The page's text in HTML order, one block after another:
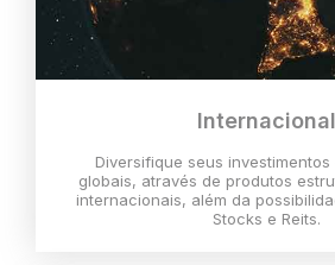
Internacional
Diversifique seus
globais, através de produtos
internacionais, além da
Stocks e Reits.